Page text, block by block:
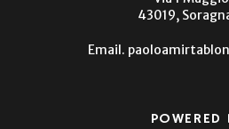
43019,
Email.
POWERED